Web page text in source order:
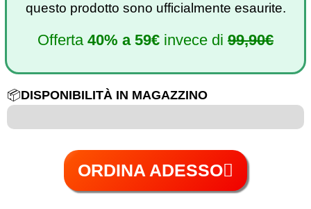
questo prodotto sono ufficialmente esaurite.
Offerta 40% a 59€ invece di 99,90€
📦DISPONIBILITÀ IN MAGAZZINO
ORDINA ADESSO